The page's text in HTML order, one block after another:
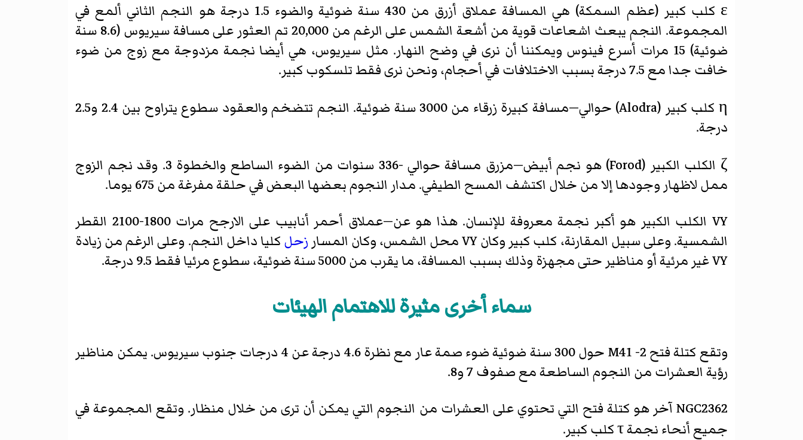
ε كلب كبير (عظم السمكة) هي المسافة عملاق أزرق من 430 سنة ضوئية والضوء 1.5 درجة هو النجم الثاني ألمع في
المجموعة. النجم يبعث اشعاعات قوية من أشعة الشمس على الرغم من 20,000 تم العثور على مسافة سيريوس (8.6 سنة
ضوئية) 15 مرات أسرع فينوس ويمكننا أن نرى في وضح النهار. مثل سيريوس، هي أيضا نجمة مزدوجة مع زوج من ضوء
خافت جدا مع 7.5 درجة بسبب الاختلافات في أحجام، ونحن نرى فقط تلسكوب كبير.
η كلب كبير (Alodra) حوالي—مسافة كبيرة زرقاء من 3000 سنة ضوئية. النجم تتضخم والعقود سطوع يتراوح بين 2.4 و2.5
درجة.
ζ الكلب الكبير (Forod) هو نجم أبيض—مزرق مسافة حوالي -336 سنوات من الضوء الساطع والخطوة 3. وقد نجم الزوج
ممل لاظهار وجودها إلا من خلال اكتشف المسح الطيفي. مدار النجوم بعضها البعض في حلقة مفرغة من 675 يوما.
VY الكلب الكبير هو أكبر نجمة معروفة للإنسان. هذا هو عن—عملاق أحمر أنابيب على الارجح مرات 1800-2100 القطر
الشمسية. وعلى سبيل المقارنة، كلب كبير وكان VY محل الشمس، وكان المسار
زحل كليا داخل النجم. وعلى الرغم من زيادة
VY غير مرئية أو مناظير حتى مجهزة وذلك بسبب المسافة، ما يقرب من 5000 سنة ضوئية، سطوع مرئيا فقط 9.5 درجة.
سماء أخرى مثيرة للاهتمام الهيئات
وتقع كتلة فتح M41 -2 حول 300 سنة ضوئية ضوء صمة عار مع نظرة 4.6 درجة عن 4 درجات جنوب سيريوس. يمكن مناظير
رؤية العشرات من النجوم الساطعة مع صفوف 7 و8.
NGC2362 آخر هو كتلة فتح التي تحتوي على العشرات من النجوم التي يمكن أن ترى من خلال منظار. وتقع المجموعة في
جميع أنحاء نجمة τ كلب كبير.